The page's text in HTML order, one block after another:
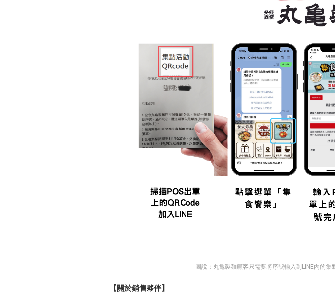
圖說：丸亀製麺顧客只需要將序號輸入到LINE內的集
【關於銷售夥伴】